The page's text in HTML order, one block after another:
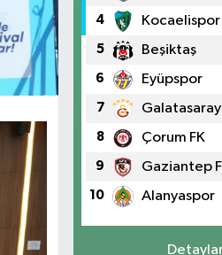
4 Kocaelispor
5 Beşiktaş
6 Eyüpspor
7 Galatasaray
8 Çorum FK
9 Gaziantep
10 Alanyaspor